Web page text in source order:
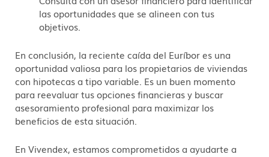
las oportunidades que se alineen con tus
objetivos.
En conclusión, la reciente caída del Euríbor es una
oportunidad valiosa para los propietarios de viviendas
con hipotecas a tipo variable. Es un buen momento
para reevaluar tus opciones financieras y buscar
asesoramiento profesional para maximizar los
beneficios de esta situación.
En Vivendex, estamos comprometidos a ayudarte a